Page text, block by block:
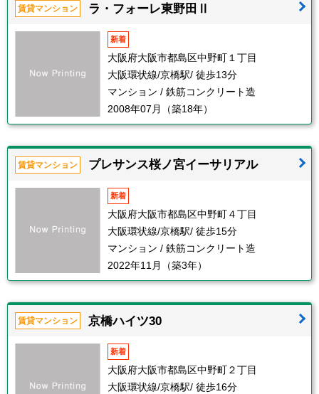
賃貸マンション ラ・フォーレ東野田Ⅱ
新着
大阪府大阪市都島区中野町１丁目
大阪環状線/京橋駅/ 徒歩13分
マンション / 鉄筋コンクリート造
2008年07月（築18年）
賃貸マンション プレサンス桜ノ宮イーサリアル
新着
大阪府大阪市都島区中野町４丁目
大阪環状線/京橋駅/ 徒歩15分
マンション / 鉄筋コンクリート造
2022年11月（築3年）
賃貸マンション 京橋ハイツ30
新着
大阪府大阪市都島区中野町２丁目
大阪環状線/京橋駅/ 徒歩16分